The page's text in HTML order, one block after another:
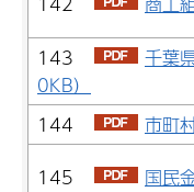
143
千葉
0KB）
144
市町
145
国民